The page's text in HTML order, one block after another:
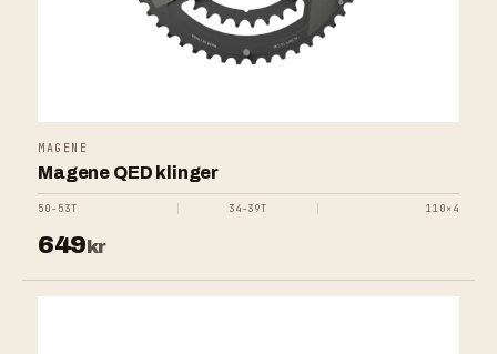
MAGENE
Magene QED klinger
50-53T 34-39T 110×4
649kr